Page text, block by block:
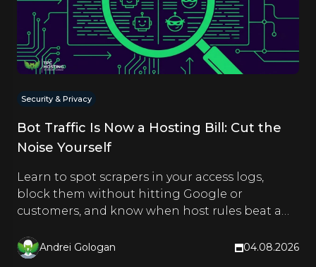
Security & Privacy
Bot Traffic Is Now a Hosting Bill: Cut the
Noise Yourself
Learn to spot scrapers in your access logs,
block them without hitting Google or
customers, and know when host rules beat a
Andrei Gologan 04.08.2026